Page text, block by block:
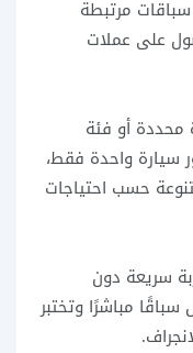
مرتبطة
على عملات
محددة أو فئة
سيارة واحدة فقط،
حسب احتياجات
سريعة دون
مباشرًا وتختبر